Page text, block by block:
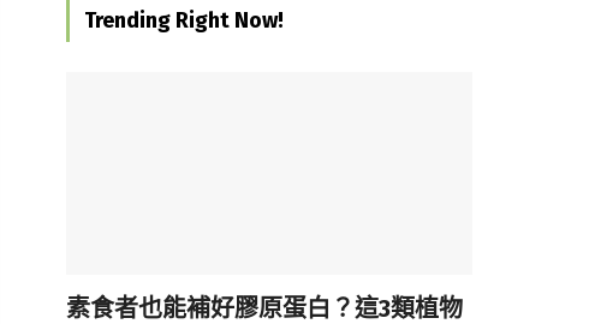
Trending Right Now!
素食者也能補好膠原蛋白？這3類植物